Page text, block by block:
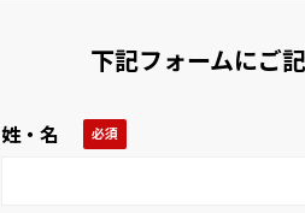
下記フォームにご
姓・名